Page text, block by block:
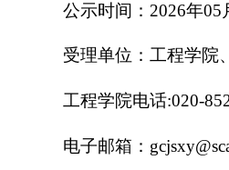
公示时间： 2026年05
受理单位：工程学院
工程学院电话:020-
电子邮箱：